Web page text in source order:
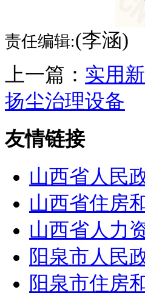
责任编辑:(李涵)
上一篇： 实用
扬尘治理设备
友情链接
山西省人民
山西省住房
山西省人力
阳泉市人民
阳泉市住房